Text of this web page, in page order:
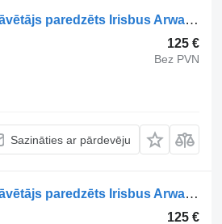
Knorr-Bremse CROSSWAY (01.06-) ZB4402 K004997 gaisa žāvētājs paredzēts Irisbus Arway, Crossway, Crealis, Magelys, Proway, Daily Tourys (2006-) autobusa
125 €
Bez PVN
Sazināties ar pārdevēju
Knorr-Bremse CROSSWAY (01.06-) ZB4402 K004997 gaisa žāvētājs paredzēts Irisbus Arway, Crossway, Crealis, Magelys, Proway, Daily Tourys (2006-) autobusa
125 €